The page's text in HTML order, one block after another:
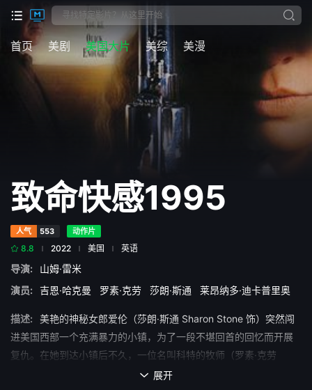
首页 美剧 美国大片 美综 美漫
致命快感1995
人气 553 动作片
8.8 2022 美国 英语
导演:
山姆·雷米
演员:
吉恩·哈克曼 罗素·克劳 莎朗·斯通 莱昂纳多·迪卡普里奥
描述:
美艳的神秘女郎爱伦（莎朗·斯通 Sharon Stone 饰）突然闯
进美国西部一个充满暴力的小镇，为了一段不堪回首的回忆而开展
复仇。在她到达小镇后不久，一位名叫科特的牧师（罗素·克劳
Russell Crowe 饰）也来到小镇。与此同时，蜂拥而至的神枪手们也
 展开